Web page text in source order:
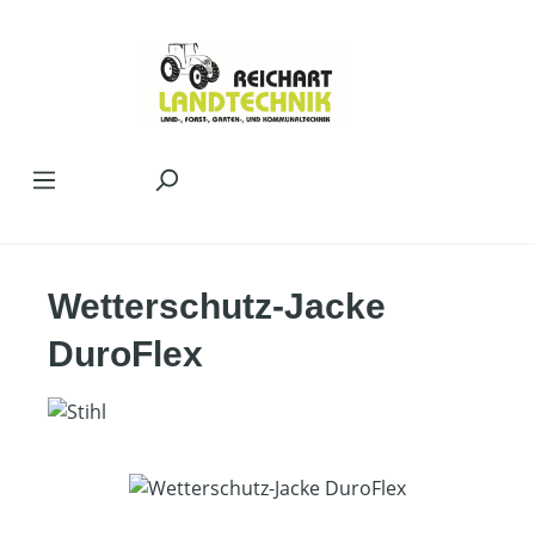
Wetterschutz-Jacke
DuroFlex
Bildergalerie überspringen